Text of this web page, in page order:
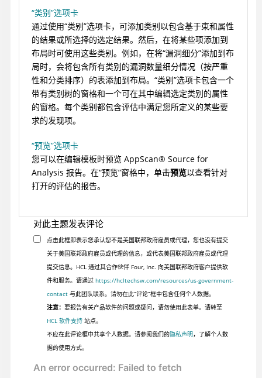
“类别”选项卡
通过使用“类别”选项卡，可添加类别以包含基于束和属性
的结果或所选择的选定结果。然后，在将某些项添加到
布局时可使用这些类别。例如，在将“漏洞细分”添加到布
局时，会将包含所有类别的漏洞数量细分情况（按严重
性和分类排序）的表添加到布局。“类别”选项卡包含一个
带有类别树的窗格和一个可在其中编辑选定类别的属性
的窗格。每个类别都包含评估中满足您所定义的某些要
求的发现项。
“预览”选项卡
您可以在编辑模板时预览 AppScan® Source for
Analysis 报告。在“预览”窗格中，单击预览以查看针对
打开的评估的报告。
对此主题发表评论
点击此框即表示您承认您不是美国联邦政府雇员或代理，您也没有提交
关于美国联邦政府雇员或代理的信息，或代表美国联邦政府雇员或代理
提交信息。HCL 通过其合作伙伴 Four, Inc. 向美国联邦政府客户提供软
件和服务。请通过 https://hcltechsw.com/resources/us-government-
contact与此团队联系。请勿在此“评论”框中包含任何个人数据。
注意： 要报告有关产品软件的问题或疑问，请勿使用此表单。请转至
HCL 软件支持站点。
不应在此评论框中共享个人数据。请参阅我们的隐私声明，了解个人数
据的使用方式。